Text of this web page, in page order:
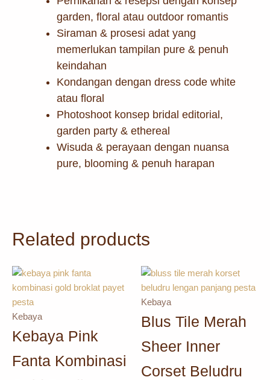
garden, floral atau outdoor romantis
Siraman & prosesi adat yang
memerlukan tampilan pure & penuh
keindahan
Kondangan dengan dress code white
atau floral
Photoshoot konsep bridal editorial,
garden party & ethereal
Wisuda & perayaan dengan nuansa
pure, blooming & penuh harapan
Related products
Kebaya
Kebaya Pink
Fanta Kombinasi
Kebaya
Blus Tile Merah
Sheer Inner
Corset Beludru